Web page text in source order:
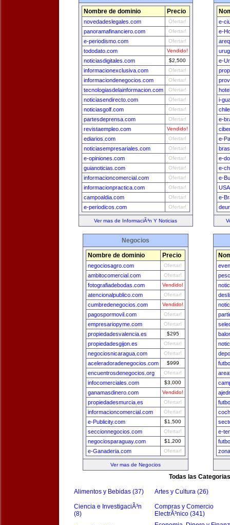
Nombre de dominio Precio
novedadeslegales.com Ofertar!
panoramafinanciero.com Ofertar!
e-periodismo.com Ofertar!
tododato.com Vendido!
noticiasdigitales.com $2,500
informacionexclusiva.com Ofertar!
informaciondenegocios.com Ofertar!
tecnologiasdelainformacion.com Ofertar!
noticiasendirecto.com Ofertar!
noticiasgolf.com Ofertar!
partesdeprensa.com Ofertar!
revistaempleo.com Vendido!
ediarios.com Ofertar!
noticiasempresariales.com Ofertar!
e-opiniones.com Ofertar!
guianoticias.com Ofertar!
informacioncomercial.com Ofertar!
informacionpractica.com Ofertar!
campoaldia.com Ofertar!
e-periodicos.com Ofertar!
Ver mas de InformaciÃ³n Y Noticias
e-
e-
e-
i-
e-
e-
e-
e-
e-
e-
Negocios
Nombre de dominio Precio
negociosagro.com Ofertar!
ambitocomercial.com Ofertar!
fotografiadebodas.com Vendido!
atencionalpublico.com Ofertar!
cumbredenegocios.com Vendido!
pagospormovil.com Ofertar!
empresariopyme.com Ofertar!
propiedadesvalencia.es $295
propiedadesgijon.es Ofertar!
negociosnicaragua.com Ofertar!
aceleradoradenegocios.com $999
encuentrosdenegocios.org Ofertar!
infocomerciales.com $3,000
ganamasdinero.com Vendido!
propiedadesmurcia.es Ofertar!
informacioncomercial.com Ofertar!
e-Publicity.com $1,500
seccionnegocios.com Ofertar!
negociosparaguay.com $1,200
e-Ganaderia.com Ofertar!
Ver mas de Negocios
e-
Todas las Categorias
Alimentos y Bebidas (37) Artes y Cultura (26)
Ciencia e InvestigaciÃ³n
(8)
Compras y Comercio
ElectrÃ³nico (341)